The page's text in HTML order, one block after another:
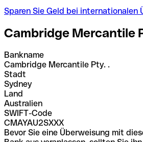
Sparen Sie Geld bei internationalen
Cambridge Mercantile
Bankname
Cambridge Mercantile Pty. .
Stadt
Sydney
Land
Australien
SWIFT-Code
CMAYAU2SXXX
Bevor Sie eine Überweisung mit